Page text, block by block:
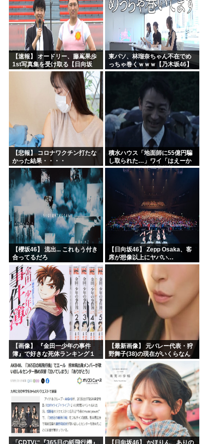
【速報】 オードリー、藤嶌果歩
1st写真集を受け取る【日向坂
46】
東パソ、林瑠奈ちゃん不在でめ
っちゃ巻くｗｗｗ【乃木坂46】
【悲報】 コロナワクチン打たな
かった結果・・・・
積水ハウス「地面師に55億円騙
し取られた…」ワイ「はえーか
わいそう…会社滅茶苦茶やろな
【櫻坂46】 流出... これもう付き
合ってるだろ
【日向坂46】 Zepp Osaka、客
席が想像以上にヤバい…
【画像】 『金田一少年の事件
簿』で好きな死体ランキング１
位がこちら！
【最新画像】 元バレー代表・狩
野舞子(38)の現在がいくらなん
でも即ハボすぎる！
「CDTVに『365日の紙飛行機』 【日向坂46】 かほりん、ありの